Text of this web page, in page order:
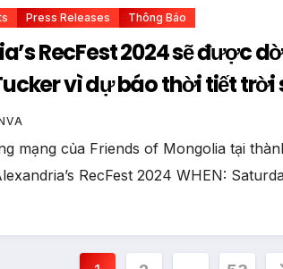
Press Releases Thông Báo
dời vào trong Trường Tiểu
vì dự báo thời tiết
mạng của Friends of Mongolia tại
RecFest 2024 WHEN: